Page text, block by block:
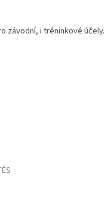
závodní, i tréninkové účely.